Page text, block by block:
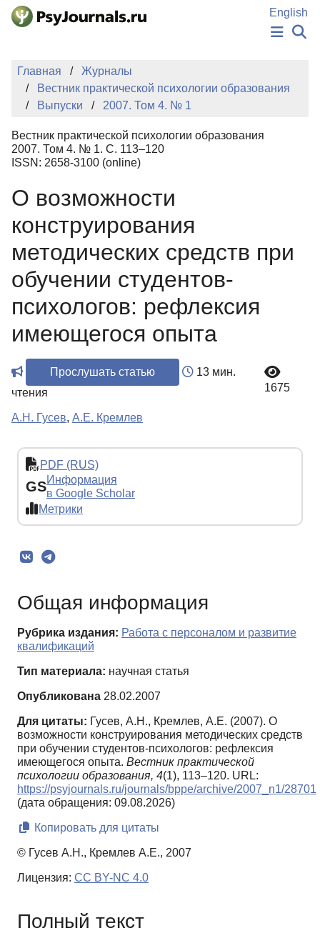
Перейти к основному содержанию
English
НОВОСТИ
ИЗДАНИЯ
АВТОРЫ
БАЗА ЗНАНИЙ
КЛЮЧЕВЫЕ СЛОВА
Регистрация
Главная
Журналы
Вестник практической психологии образования
Выпуски
2007. Том 4. № 1
Вестник практической психологии образования
2007. Том 4. № 1. С. 113–120
ISSN: 2658-3100 (online)
О возможности
конструирования
методических средств при
обучении студентов-
психологов: рефлексия
имеющегося опыта
Прослушать статью
13 мин.
чтения
1675
А.Н. Гусев, А.Е. Кремлев
PDF (RUS)
GSИнформация
в Google Scholar
Метрики
Общая информация
Рубрика издания: Работа с персоналом и развитие
квалификаций
Тип материала: научная статья
Опубликована 28.02.2007
Для цитаты: Гусев, А.Н., Кремлев, А.Е. (2007). О
возможности конструирования методических средств
при обучении студентов-психологов: рефлексия
имеющегося опыта. Вестник практической
психологии образования, 4(1), 113–120. URL:
https://psyjournals.ru/journals/bppe/archive/2007_n1/28701
(дата обращения: 09.08.2026)
Копировать для цитаты
© Гусев А.Н., Кремлев А.Е., 2007
Лицензия: CC BY-NC 4.0
Полный текст